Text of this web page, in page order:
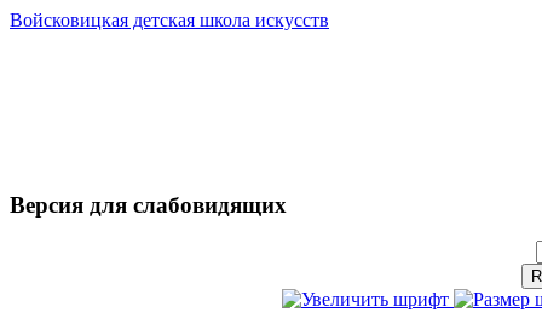
Войсковицкая детская школа искусств
Версия для слабовидящих